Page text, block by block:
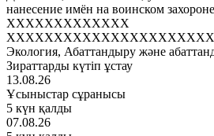
нанесение имён на воинском
XXXXXXXXXXXXX
Экология, Абаттандыру және
Зираттарды күтіп ұстау
13.08.26
Ұсыныстар сұранысы
5 күн қалды
07.08.26